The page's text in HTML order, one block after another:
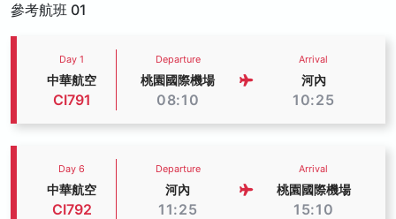
參考航班 01
Day 1
中華航空
CI791
Departure
桃園國際機場
08:10
Arrival
河內
10:25
Day 6
中華航空
CI792
Departure
河內
11:25
Arrival
桃園國際機場
15:10